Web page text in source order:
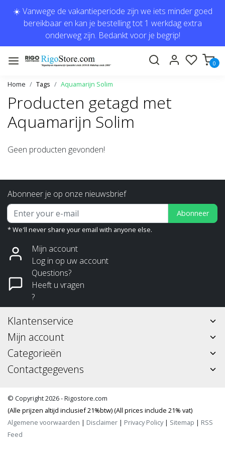
☀️ Vanwege de vakantieperiode zijn we iets minder goed
bereikbaar en kan je bestelling tot 1 werkdag extra
onderweg zijn. Bedankt voor je begrip!
0
Home Tags Aquamarijn Solim
Producten getagd met
Aquamarijn Solim
Geen producten gevonden!
Abonneer je op onze nieuwsbrief
Abonneer
* We'll never share your email with anyone else.
Mijn account
Log in op uw account
Questions?
Heeft u vragen
?
Klantenservice
Mijn account
Categorieën
Contactgegevens
© Copyright 2026 - Rigostore.com
(Alle prijzen altijd inclusief 21%btw) (All prices include 21% vat)
Algemene voorwaarden | Disclaimer | Privacy Policy| Sitemap | RSS
Feed